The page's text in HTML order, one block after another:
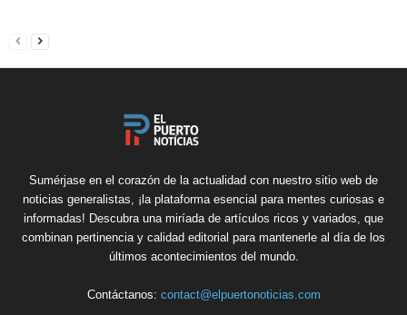
Sumérjase en el corazón de la actualidad con nuestro sitio web de
noticias generalistas, ¡la plataforma esencial para mentes curiosas e
informadas! Descubra una miríada de artículos ricos y variados, que
combinan pertinencia y calidad editorial para mantenerle al día de los
últimos acontecimientos del mundo.
Contáctanos: contact@elpuertonoticias.com